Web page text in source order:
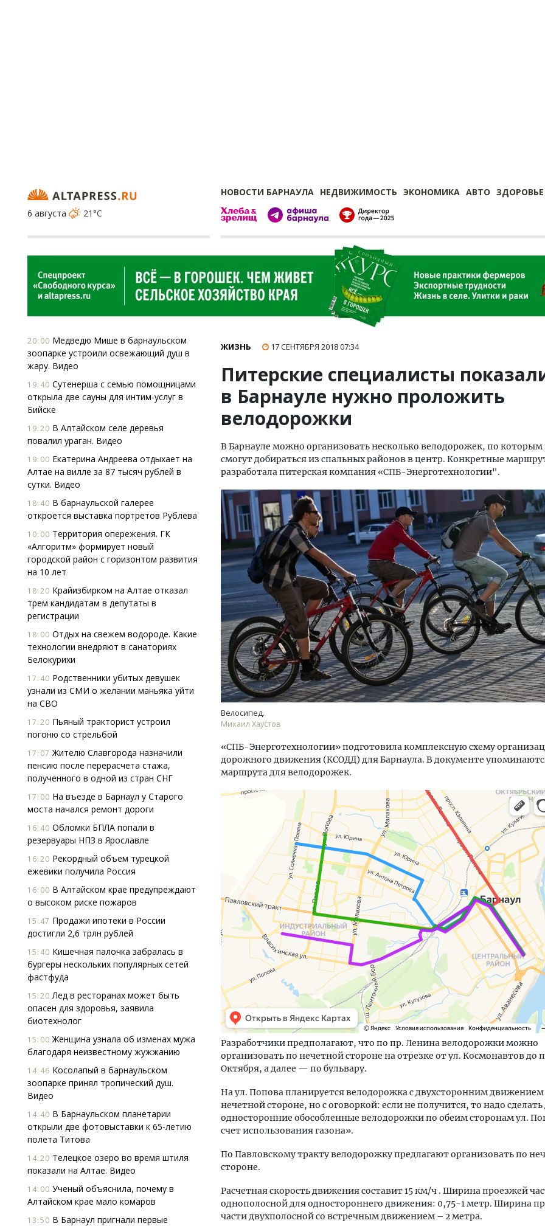
НОВОСТИ БАРНАУЛА НЕДВИЖИМОСТЬ ЭКОНОМИКА АВТО ЗДОРОВЬЕ
6 августа
21°C
20:00 Медведю Мише в барнаульском
зоопарке устроили освежающий душ в
жару. Видео
19:40 Сутенерша с семью помощницами
открыла две сауны для интим-услуг в
Бийске
19:20 В Алтайском селе деревья
повалил ураган. Видео
19:00 Екатерина Андреева отдыхает на
Алтае на вилле за 87 тысяч рублей в
сутки. Видео
18:40 В барнаульской галерее
откроется выставка портретов Рублева
10:00 Территория опережения. ГК
«Алгоритм» формирует новый
городской район с горизонтом развития
на 10 лет
18:20 Крайизбирком на Алтае отказал
трем кандидатам в депутаты в
регистрации
18:00 Отдых на свежем водороде. Какие
технологии внедряют в санаториях
Белокурихи
17:40 Родственники убитых девушек
узнали из СМИ о желании маньяка уйти
на СВО
17:20 Пьяный тракторист устроил
погоню со стрельбой
17:07 Жителю Славгорода назначили
пенсию после перерасчета стажа,
полученного в одной из стран СНГ
17:00 На въезде в Барнаул у Старого
моста начался ремонт дороги
16:40 Обломки БПЛА попали в
резервуары НПЗ в Ярославле
16:20 Рекордный объем турецкой
ежевики получила Россия
16:00 В Алтайском крае предупреждают
о высоком риске пожаров
15:47 Продажи ипотеки в России
достигли 2,6 трлн рублей
15:40 Кишечная палочка забралась в
бургеры нескольких популярных сетей
фастфуда
15:20 Лед в ресторанах может быть
опасен для здоровья, заявила
биотехнолог
15:00 Женщина узнала об изменах мужа
благодаря неизвестному жужжанию
14:46 Косолапый в барнаульском
зоопарке принял тропический душ.
Видео
14:40 В Барнаульском планетарии
открыли две фотовыставки к 65-летию
полета Титова
14:20 Телецкое озеро во время штиля
показали на Алтае. Видео
14:00 Ученый объяснила, почему в
Алтайском крае мало комаров
13:50 В Барнаул пригнали первые
ЖИЗНЬ 17 СЕНТЯБРЯ 201807:34
Питерские специалисты
в Барнауле нужно проложить
велодорожки
В Барнауле можно организовать несколько велодорожек, по
смогут добираться из спальных районов в центр. Конкретные
разработала питерская компания «СПБ-Энерготехнологии".
Велосипед.
Михаил Хаустов
«СПБ-Энерготехнологии» подготовила комплексную схему
дорожного движения (КСОДД) для Барнаула. В документе
маршрута для велодорожек.
Разработчики предполагают, что по пр. Ленина велодорожки можно
организовать по нечетной стороне на отрезке от ул. Космонавтов до
Октября, а далее — по бульвару.
На ул. Попова планируется велодорожка с двухсторонним
нечетной стороне, но с оговоркой: если не получится, то надо сделать
односторонние обособленные велодорожки по обеим сторонам ул.
счет использования газона».
По Павловскому тракту велодорожку предлагают организовать по
стороне.
Расчетная скорость движения составит 15 км/ч . Ширина проезжей
однополосной для одностороннего движения: 0,75-1 метр. Ширина
части двухполосной со встречным движением – 2 метра.
Двухуровневые номера и вид на горы.
Каким будет новый бутик-отель
«Белкур» в Белокурихе
ДОМА И КВАРТИРЫ
Архитектурный код
земли. Мощение
плитами становится
стандартом
СТРОИТЕЛЬСТВО